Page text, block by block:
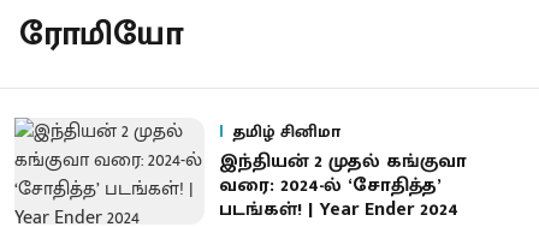
ரோமியோ
தமிழ் சினிமா
இந்தியன் 2 முதல் கங்குவா
வரை: 2024-ல் ‘சோதித்த’
படங்கள்! | Year Ender 2024